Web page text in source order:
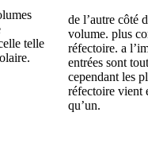
telle
de l’autre côté
volume. plus
réfectoire. a
entrées sont
cependant les
réfectoire vient
qu’un.